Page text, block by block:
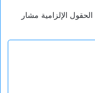
الحقول الإلزامية مشار